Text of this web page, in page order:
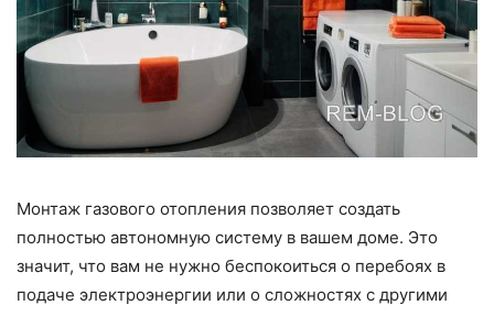
Монтаж газового отопления позволяет создать
полностью автономную систему в вашем доме. Это
значит, что вам не нужно беспокоиться о перебоях в
подаче электроэнергии или о сложностях с другими